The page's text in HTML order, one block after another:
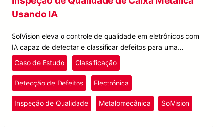
Usando IA
SolVision eleva o controle de qualidade em eletrônicos com
IA capaz de detectar e classificar defeitos para uma
inspeção aprimorada de qualidade de carcaças metálicas.
Caso de Estudo Classificação
Detecção de Defeitos Electrónica
Inspeção de Qualidade Metalomecânica SolVision